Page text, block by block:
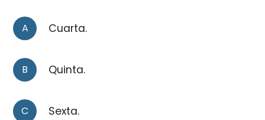
A Cuarta.
B Quinta.
C Sexta.